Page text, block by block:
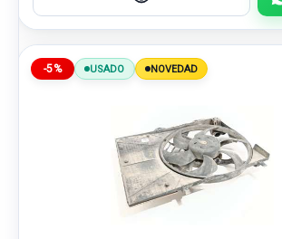
-5% USADO NOVEDAD